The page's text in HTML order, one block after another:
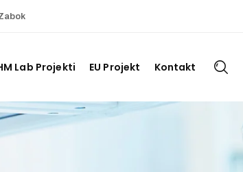
Lab Projekti EU Projekt Kontakt